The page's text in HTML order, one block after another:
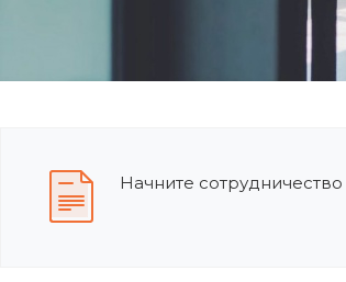
Начните